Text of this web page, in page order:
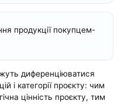
продукції покупцем-
диференціюватися
і категорії проєкту: чим
цінність проєкту, тим